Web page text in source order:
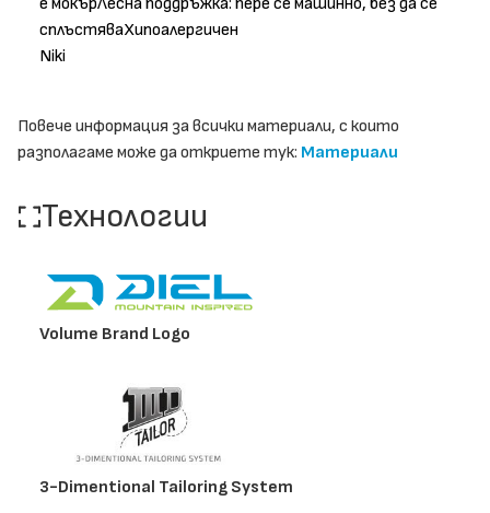
сплъстяваХипоалергичен
Niki
Повече информация за всички материали, с които
разполагаме може да откриете тук: Материали
Технологии
Volume Brand Logo
3-Dimentional Tailoring System